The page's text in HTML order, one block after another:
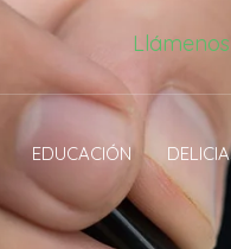
Llámenos
EDUCACIÓN